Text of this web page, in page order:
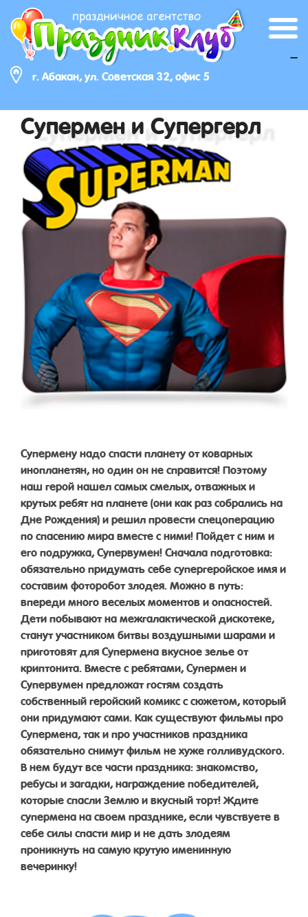
г. Абакан, ул. Советская 32, офис 5
_
Супермен и Супергерл
Супермену надо спасти планету от коварных
инопланетян, но один он не справится! Поэтому
наш герой нашел самых смелых, отважных и
крутых ребят на планете (они как раз собрались на
Дне Рождения) и решил провести спецоперацию
по спасению мира вместе с ними! Пойдет с ним и
его подружка, Супервумен! Сначала подготовка:
обязательно придумать себе супергеройское имя и
составим фоторобот злодея. Можно в путь:
впереди много веселых моментов и опасностей.
Дети побывают на межгалактической дискотеке,
станут участником битвы воздушными шарами и
приготовят для Супермена вкусное зелье от
криптонита. Вместе с ребятами, Супермен и
Супервумен предложат гостям создать
собственный геройский комикс с сюжетом, который
они придумают сами. Как существуют фильмы про
Супермена, так и про участников праздника
обязательно снимут фильм не хуже голливудского.
В нем будут все части праздника: знакомство,
ребусы и загадки, награждение победителей,
которые спасли Землю и вкусный торт! Ждите
супермена на своем празднике, если чувствуете в
себе силы спасти мир и не дать злодеям
проникнуть на самую крутую именинную
вечеринку!